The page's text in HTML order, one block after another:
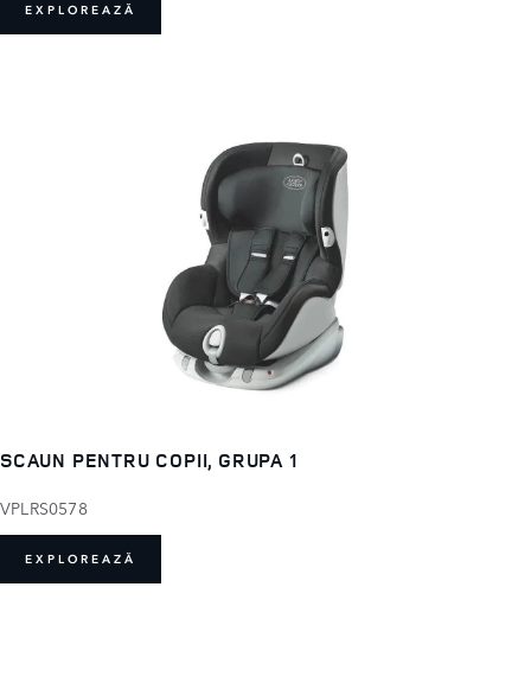
EXPLOREAZĂ
SCAUN PENTRU COPII, GRUPA 1
VPLRS0578
EXPLOREAZĂ